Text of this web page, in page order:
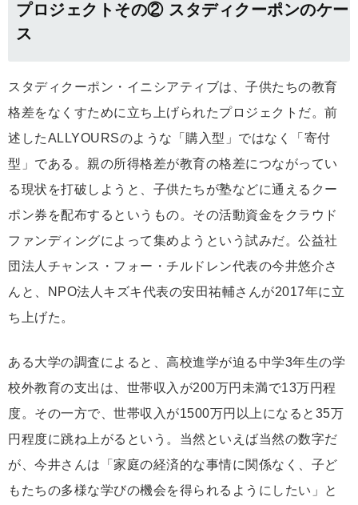
プロジェクトその② スタディクーポンのケー
ス
スタディクーポン・イニシアティブは、子供たちの教育
格差をなくすために立ち上げられたプロジェクトだ。前
述したALLYOURSのような「購入型」ではなく「寄付
型」である。親の所得格差が教育の格差につながってい
る現状を打破しようと、子供たちが塾などに通えるクー
ポン券を配布するというもの。その活動資金をクラウド
ファンディングによって集めようという試みだ。公益社
団法人チャンス・フォー・チルドレン代表の今井悠介さ
んと、NPO法人キズキ代表の安田祐輔さんが2017年に立
ち上げた。
ある大学の調査によると、高校進学が迫る中学3年生の学
校外教育の支出は、世帯収入が200万円未満で13万円程
度。その一方で、世帯収入が1500万円以上になると35万
円程度に跳ね上がるという。当然といえば当然の数字だ
が、今井さんは「家庭の経済的な事情に関係なく、子ど
もたちの多様な学びの機会を得られるようにしたい」と